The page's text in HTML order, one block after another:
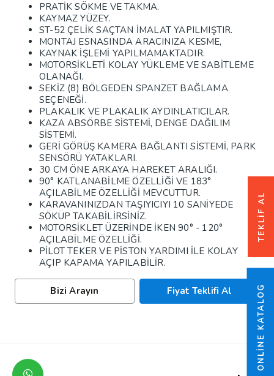
ONLINE KATALOG
TEKLIF AL
PRATİK SÖKME VE TAKMA.
KAYMAZ YÜZEY.
ST-52 ÇELİK SAÇTAN İMALAT YAPILMIŞTIR.
MONTAJ ESNASINDA ARACINIZA KESME,
KAYNAK İŞLEMİ YAPILMAMAKTADIR.
MOTORSİKLETİ KOLAY YÜKLEME VE SABİTLEME
OLANAĞI.
SEKİZ (8) BÖLGEDEN SPANZET BAĞLAMA
SEÇENEĞİ.
PLAKALIK VE PLAKALIK AYDINLATICILAR.
KAZA ABSÖRBE SİSTEMİ, DENGE DAĞILIM
SİSTEMİ.
GERİ GÖRÜŞ KAMERA BAĞLANTI SİSTEMİ, PARK
SENSÖRÜ YATAKLARI.
30 CM ÖNE ARKAYA HAREKET ARALIĞI.
90° KATLANABİLME ÖZELLİĞİ VE 183°
AÇILABİLME ÖZELLİĞİ MEVCUTTUR.
KARAVANINIZDAN TAŞIYICIYI 10 SANİYEDE
SÖKÜP TAKABİLİRSİNİZ.
MOTORSİKLET ÜZERİNDE İKEN 90° - 120°
AÇILABİLME ÖZELLİĞİ.
PİLOT TEKER VE PİSTON YARDIMI İLE KOLAY
AÇIP KAPAMA YAPILABİLİR.
Bizi Arayın Fiyat Teklifi Al